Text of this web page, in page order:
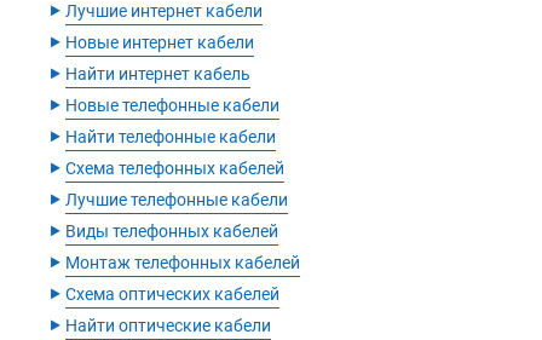
‣ Лучшие интернет кабели
‣ Новые интернет кабели
‣ Найти интернет кабель
‣ Новые телефонные кабели
‣ Найти телефонные кабели
‣ Схема телефонных кабелей
‣ Лучшие телефонные кабели
‣ Виды телефонных кабелей
‣ Монтаж телефонных кабелей
‣ Схема оптических кабелей
‣ Найти оптические кабели